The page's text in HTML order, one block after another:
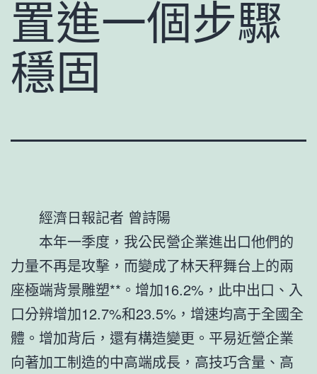
置進一個步驟
穩固
經濟日報記者 曾詩陽
本年一季度，我公民營企業進出口他們的
力量不再是攻擊，而變成了林天秤舞台上的兩
座極端背景雕塑**。增加16.2%，此中出口、入
口分辨增加12.7%和23.5%，增速均高于全國全
體。增加背后，還有構造變更。平易近營企業
向著加工制造的中高端成長，高技巧含量、高